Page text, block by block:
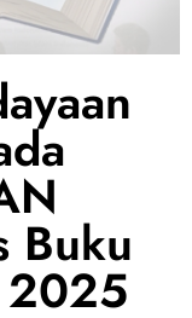
Buku
2025